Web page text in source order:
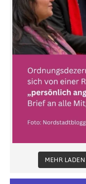
MEHR LADEN